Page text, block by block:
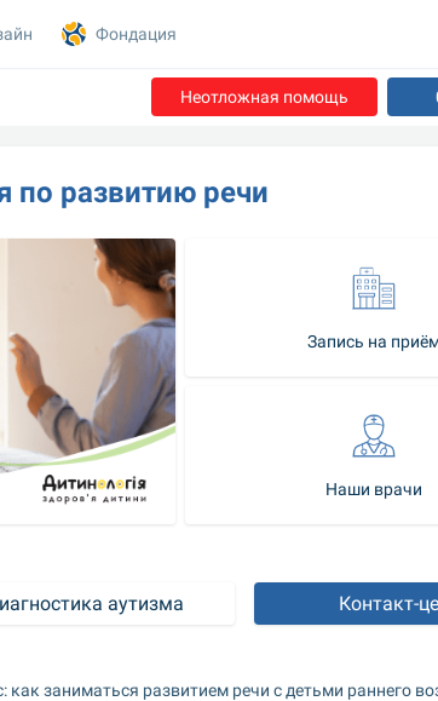
Неотложная помощь
по развитию речи
Запись на
Наши врачи
аутизма Контакт-
заниматься развитием речи с детьми раннего
Фондация